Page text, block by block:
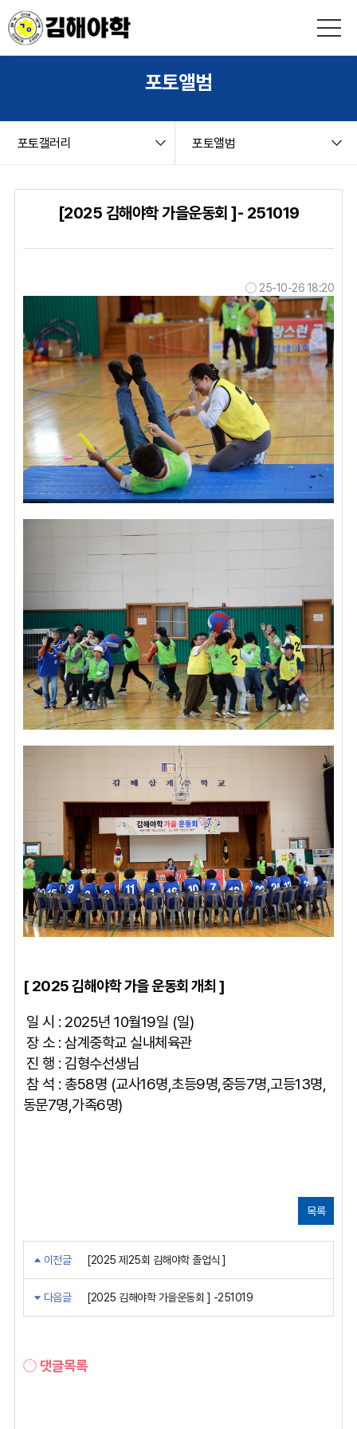
포토앨범
포토갤러리 포토앨범
[2025 김해야학 가을운동회 ]- 251019
25-10-26 18:20
[ 2025 김해야학 가을 운동회 개최 ]
일 시 : 2025년 10월19일 (일)
장 소 : 삼계중학교 실내체육관
진 행 : 김형수선생님
참 석 : 총58명 (교사16명,초등9명,중등7명,고등13명,
동문7명,가족6명)
목록
이전글 [2025 제25회 김해야학 졸업식 ]
다음글 [2025 김해야학 가을운동회 ] -251019
댓글목록